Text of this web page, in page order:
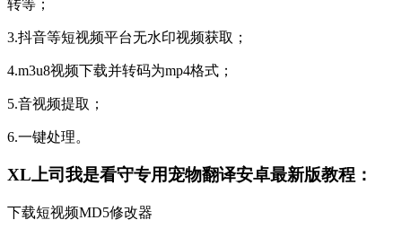
转等；
3.抖音等短视频平台无水印视频获取；
4.m3u8视频下载并转码为mp4格式；
5.音视频提取；
6.一键处理。
XL上司我是看守专用宠物翻译安卓最新版教程：
下载短视频MD5修改器